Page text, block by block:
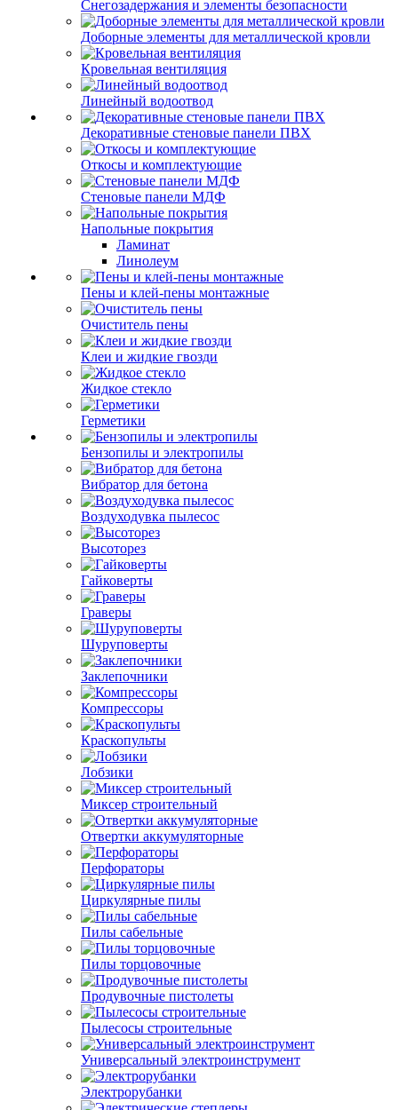
Снегозадержания и элементы безопасности
Доборные элементы для металлической кровли
Кровельная вентиляция
Линейный водоотвод
Декоративные стеновые панели ПВХ
Откосы и комплектующие
Стеновые панели МДФ
Напольные покрытия
Ламинат
Линолеум
Пены и клей-пены монтажные
Очиститель пены
Клеи и жидкие гвозди
Жидкое стекло
Герметики
Бензопилы и электропилы
Вибратор для бетона
Воздуходувка пылесос
Высоторез
Гайковерты
Граверы
Шуруповерты
Заклепочники
Компрессоры
Краскопульты
Лобзики
Миксер строительный
Отвертки аккумуляторные
Перфораторы
Циркулярные пилы
Пилы сабельные
Пилы торцовочные
Продувочные пистолеты
Пылесосы строительные
Универсальный электроинструмент
Электрорубанки